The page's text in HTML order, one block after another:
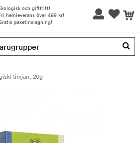
och giftfritt!
hemleverans över 499 kr!
paketinslagning!
har blivit tillagd i varukorgen
timjan, 20g